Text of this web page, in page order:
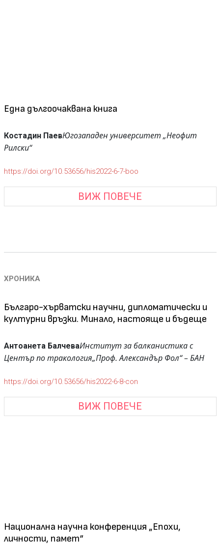
Една дългоочаквана книга
Костадин ПаевЮгозападен университет „Неофит
Рилски“
https://doi.org/10.53656/his2022-6-7-boo
ВИЖ ПОВЕЧЕ
ХРОНИКА
Българо-хърватски научни, дипломатически и
културни връзки. Минало, настояще и бъдеще
Антоанета БалчеваИнститут за балканистика с
Център по тракология„Проф. Александър Фол“ – БАН
https://doi.org/10.53656/his2022-6-8-con
ВИЖ ПОВЕЧЕ
Национална научна конференция „Eпохи,
личности, памет“